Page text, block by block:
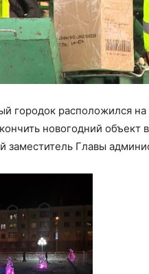
городок расположился
новогодний объект
заместитель Главы